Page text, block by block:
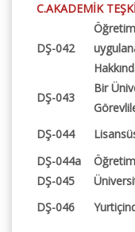
C.AKADEMİK
DŞ-042
DŞ-043
Bir
DŞ-044
DŞ-044a
DŞ-045
DŞ-046